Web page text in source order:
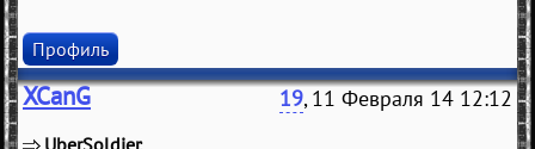
Профиль
XCanG 19, 11 Февраля 14 12:12